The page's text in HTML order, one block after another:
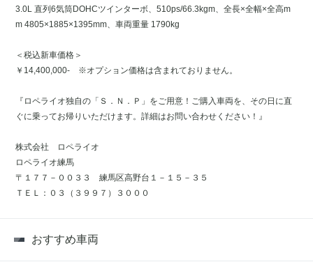
3.0L 直列6気筒DOHCツインターボ、510ps/66.3kgm、全長×全幅×全高m
m 4805×1885×1395mm、車両重量 1790kg
＜税込新車価格＞
￥14,400,000- ※オプション価格は含まれておりません。
『ロペライオ独自の「Ｓ．Ｎ．Ｐ」をご用意！ご購入車両を、その日に直
ぐに乗ってお帰りいただけます。詳細はお問い合わせください！』
株式会社 ロペライオ
ロペライオ練馬
〒１７７－００３３ 練馬区高野台１－１５－３５
ＴＥＬ：０３（３９９７）３０００
おすすめ車両